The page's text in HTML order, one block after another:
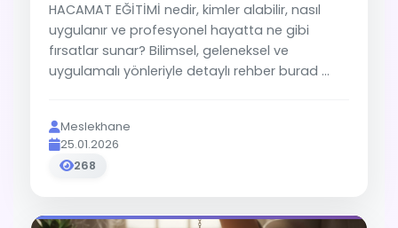
HACAMAT EĞİTİMİ nedir, kimler alabilir, nasıl
uygulanır ve profesyonel hayatta ne gibi
fırsatlar sunar? Bilimsel, geleneksel ve
uygulamalı yönleriyle detaylı rehber burad ...
Meslekhane
25.01.2026
268